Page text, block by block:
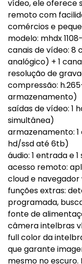
vídeo, ele oferece
remoto com
comércios e
modelo: mhdx
canais de vídeo: 8
analógico) + 1
resolução de
compressão:
armazenamento)
saídas de vídeo: 1
simultânea)
armazenamento:
hd/ssd até 6tb)
áudio: 1 entrada e
acesso remoto:
cloud e navegador
funções extras:
programada,
fonte de
câmera intelbras
full color da
que garante
mesmo no